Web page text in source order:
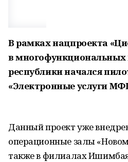
В рамках нацпроекта
в многофункциональных
республики начался
«Электронные услуги
Данный проект уже
операционные залы
также в филиалах